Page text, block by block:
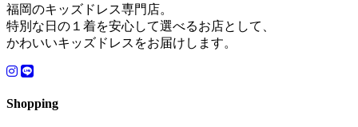
福岡のキッズドレス専門店。
特別な日の１着を安心して選べるお店として、
かわいいキッズドレスをお届けします。
Shopping